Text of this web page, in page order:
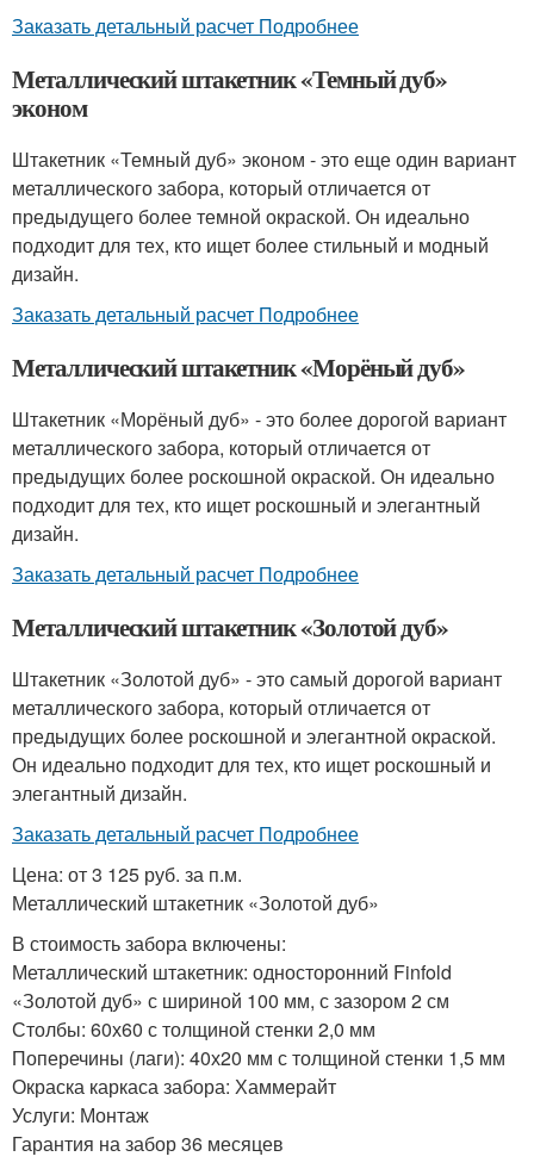
Заказать детальный расчет Подробнее
Металлический штакетник «Темный дуб»
эконом
Штакетник «Темный дуб» эконом - это еще один вариант
металлического забора, который отличается от
предыдущего более темной окраской. Он идеально
подходит для тех, кто ищет более стильный и модный
дизайн.
Заказать детальный расчет Подробнее
Металлический штакетник «Морёный дуб»
Штакетник «Морёный дуб» - это более дорогой вариант
металлического забора, который отличается от
предыдущих более роскошной окраской. Он идеально
подходит для тех, кто ищет роскошный и элегантный
дизайн.
Заказать детальный расчет Подробнее
Металлический штакетник «Золотой дуб»
Штакетник «Золотой дуб» - это самый дорогой вариант
металлического забора, который отличается от
предыдущих более роскошной и элегантной окраской.
Он идеально подходит для тех, кто ищет роскошный и
элегантный дизайн.
Заказать детальный расчет Подробнее
Цена: от 3 125 руб. за п.м.
Металлический штакетник «Золотой дуб»
В стоимость забора включены:
Металлический штакетник: односторонний Finfold
«Золотой дуб» с шириной 100 мм, с зазором 2 см
Столбы: 60х60 с толщиной стенки 2,0 мм
Поперечины (лаги): 40х20 мм с толщиной стенки 1,5 мм
Окраска каркаса забора: Хаммерайт
Услуги: Монтаж
Гарантия на забор 36 месяцев